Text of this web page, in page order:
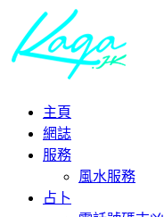
主頁
網誌
服務
風水服務
占卜